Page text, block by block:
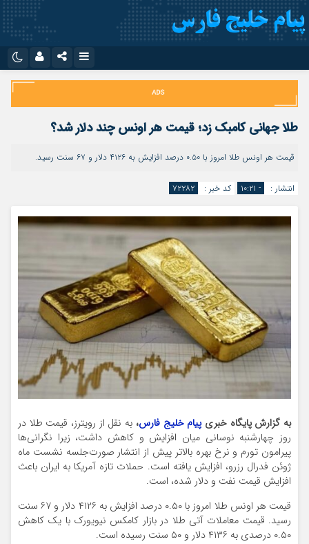
اینستاگرام
تلگرام
سروش
ایتا
اپلیکیشن
نام کاربری یا نشانی ایمیل
رمز عبور
مرا به خاطر بسپار
طلا جهانی کامبک زد؛ قیمت هر اونس چند دلار شد؟
قیمت هر اونس طلا امروز با ۰.۵۰ درصد افزایش به ۴۱۲۶ دلار و ۶۷ سنت رسید.
انتشار : - ۱۰:۲۱ کد خبر : ۷۲۲۸۲
به گزارش پایگاه خبریپیام خلیج فارس، به نقل از رویترز، قیمت طلا در
روز چهارشنبه نوسانی میان افزایش و کاهش داشت، زیرا نگرانی‌ها
پیرامون تورم و نرخ بهره بالاتر پیش از انتشار صورت‌جلسه نشست ماه
ژوئن فدرال رزرو، افزایش یافته است. حملات تازه آمریکا به ایران باعث
افزایش قیمت نفت و دلار شده، است.
قیمت هر اونس طلا امروز با ۰.۵۰ درصد افزایش به ۴۱۲۶ دلار و ۶۷ سنت
رسید. قیمت معاملات آتی طلا در بازار کامکس نیویورک با یک کاهش
۰.۵۰ درصدی به ۴۱۳۶ دلار و ۵۰ سنت رسیده است.